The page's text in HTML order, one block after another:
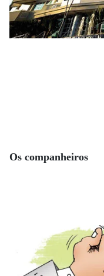
Os companheiros